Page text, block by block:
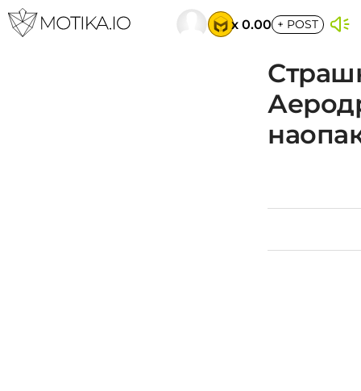
x 0.00 + POST